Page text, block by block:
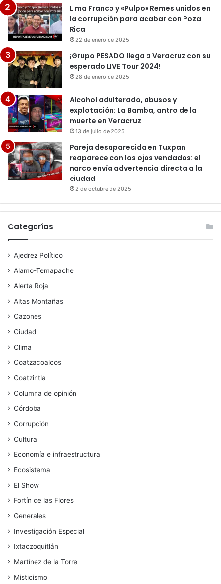
Lima Franco y «Pulpo» Remes unidos en
la corrupción para acabar con Poza
Rica
22 de enero de 2025
¡Grupo PESADO llega a Veracruz con su
esperado LIVE Tour 2024!
28 de enero de 2025
Alcohol adulterado, abusos y
explotación: La Bamba, antro de la
muerte en Veracruz
13 de julio de 2025
Pareja desaparecida en Tuxpan
reaparece con los ojos vendados: el
narco envía advertencia directa a la
ciudad
2 de octubre de 2025
Categorías
Ajedrez Político
Alamo-Temapache
Alerta Roja
Altas Montañas
Cazones
Ciudad
Clima
Coatzacoalcos
Coatzintla
Columna de opinión
Córdoba
Corrupción
Cultura
Economía e infraestructura
Ecosistema
El Show
Fortín de las Flores
Generales
Investigación Especial
Ixtaczoquitlán
Martínez de la Torre
Misticismo